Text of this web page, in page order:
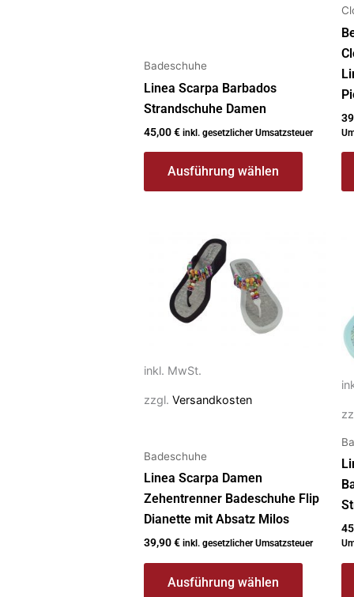
Badeschuhe
Linea Scarpa Barbados
Strandschuhe Damen
45,00€ inkl. gesetzlicher Umsatzsteuer
Ausführung wählen
inkl. MwSt.
zzgl. Versandkosten
Badeschuhe
Linea Scarpa Damen
Zehentrenner Badeschuhe Flip
Dianette mit Absatz Milos
39,90€ inkl. gesetzlicher Umsatzsteuer
Ausführung wählen
Produkt
mehrere
Varianten
können
Produktseite
gewählt
werden